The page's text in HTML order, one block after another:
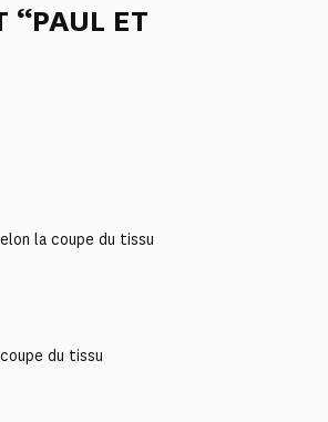
“PAUL ET
la coupe du tissu
du tissu